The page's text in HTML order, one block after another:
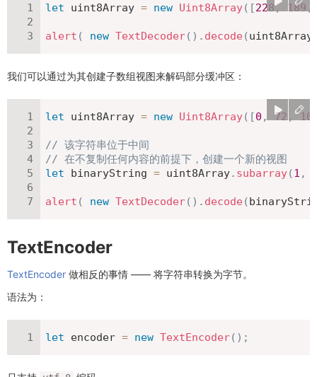
let uint8Array = new Uint8Array( [228, 189 ,
alert ( new TextDecoder( ) . decode (uint8Array
我们可以通过为其创建子数组视图来解码部分缓冲区：
let uint8Array = new Uint8Array( [0 , 72 ,
// 该字符串位于中间
// 在不复制任何内容的前提下，创建一个新的视图
let binaryString = uint8Array. subarray(1 ,
alert ( new TextDecoder( ) . decode (
TextEncoder
TextEncoder 做相反的事情 —— 将字符串转换为字节。
语法为：
let encoder = new TextEncoder( ) ;